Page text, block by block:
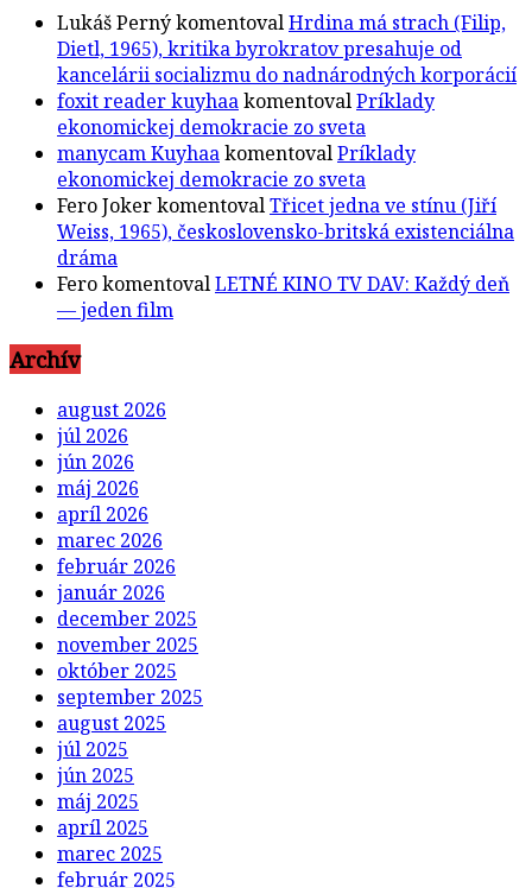
Lukáš PernýkomentovalHrdina má strach (Filip,
Dietl, 1965), kritika byrokratov presahuje od
kancelárii socializmu do nadnárodných korporácií
foxit reader kuyhaakomentovalPríklady
ekonomickej demokracie zo sveta
manycam KuyhaakomentovalPríklady
ekonomickej demokracie zo sveta
Fero JokerkomentovalTřicet jedna ve stínu (Jiří
Weiss, 1965), československo-britská existenciálna
dráma
FerokomentovalLETNÉ KINO TV DAV: Každý deň
— jeden film
Archív
august 2026
júl 2026
jún 2026
máj 2026
apríl 2026
marec 2026
február 2026
január 2026
december 2025
november 2025
október 2025
september 2025
august 2025
júl 2025
jún 2025
máj 2025
apríl 2025
marec 2025
február 2025